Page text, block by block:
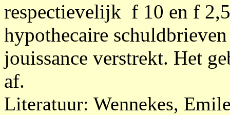
respectievelijk f 10 en f
hypothecaire
jouissance verstrekt. Het
af.
Literatuur: Wennekes,